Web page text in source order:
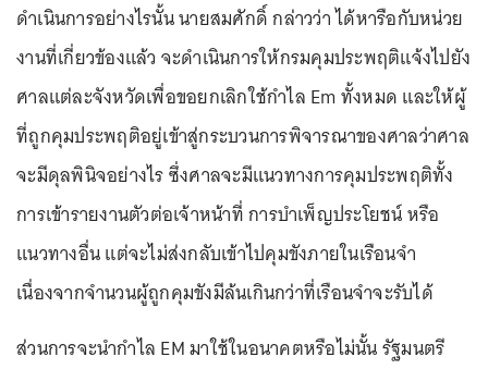
ดำเนินการอย่างไรนั้น นายสมศักดิ์ กล่าวว่า ได้หารือกับหน่วย
งานที่เกี่ยวข้องแล้ว จะดำเนินการให้กรมคุมประพฤติแจ้งไปยัง
ศาลแต่ละจังหวัดเพื่อขอยกเลิกใช้กำไล Em ทั้งหมด และให้ผู้
ที่ถูกคุมประพฤติอยู่เข้าสู่กระบวนการพิจารณาของศาลว่าศาล
จะมีดุลพินิจอย่างไร ซึ่งศาลจะมีแนวทางการคุมประพฤติทั้ง
การเข้ารายงานตัวต่อเจ้าหน้าที่ การบำเพ็ญประโยชน์ หรือ
แนวทางอื่น แต่จะไม่ส่งกลับเข้าไปคุมขังภายในเรือนจำ
เนื่องจากจำนวนผู้ถูกคุมขังมีล้นเกินกว่าที่เรือนจำจะรับได้
ส่วนการจะนำกำไล EM มาใช้ในอนาคตหรือไม่นั้น รัฐมนตรี